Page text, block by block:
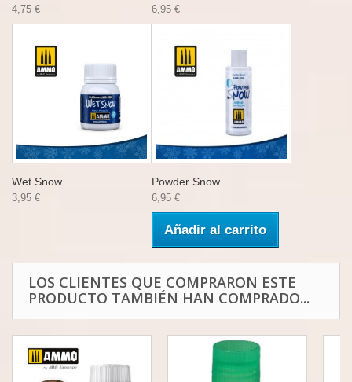
4,75 € 6,95 €
Wet Snow...
3,95 €
Powder Snow...
6,95 €
Añadir al carrito
LOS CLIENTES QUE COMPRARON ESTE
PRODUCTO TAMBIÉN HAN COMPRADO...